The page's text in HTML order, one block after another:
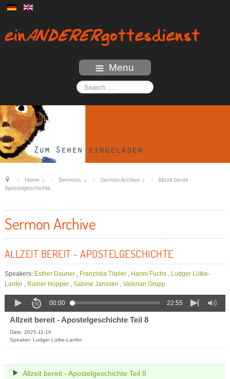
Menu
Home Sermons Sermon Archive
Allzeit bereit -
Apostelgeschichte
Sermon Archive
ALLZEIT BEREIT - APOSTELGESCHICHTE
Speakers: Esther Dauner, Franziska Töpler, Hanni Fuchs,
Ludger Lütke-
Lanfer, Rainer Hopper, Sabine Janssen Valerian Grupp
00:00 22:55
Allzeit bereit - Apostelgeschichte Teil 8
Date: 2025-11-16
Speaker: Ludger Lütke-Lanfer
Allzeit bereit - Apostelgeschichte Teil 8